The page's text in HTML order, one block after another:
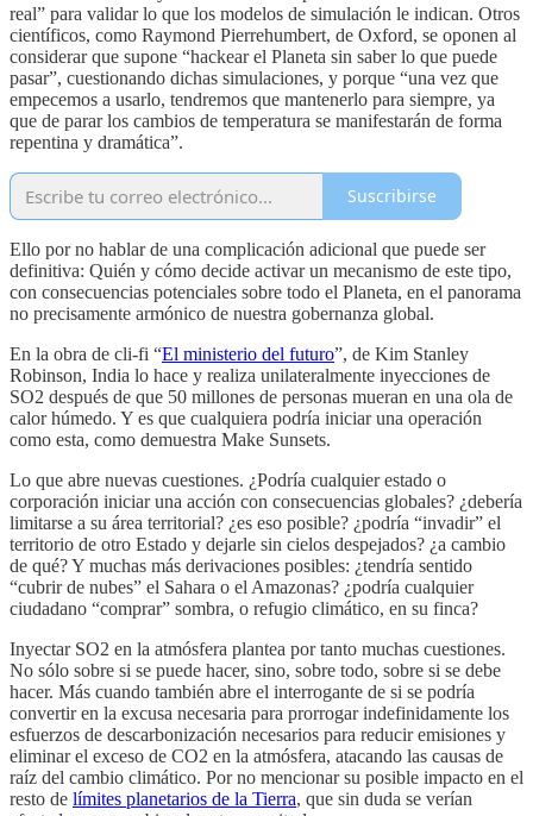
real” para validar lo que los modelos de simulación le indican. Otros
científicos, como Raymond Pierre­humbert, de Oxford, se oponen al
considerar que supone “hackear el Planeta sin saber lo que puede
pasar”, cuestionando dichas simulaciones, y porque “una vez que
empecemos a usarlo, tendremos que mantenerlo para siempre, ya
que de parar los cambios de temperatura se manifestarán de forma
repentina y dramática”.
Suscribirse
Ello por no hablar de una complicación adicional que puede ser
definitiva: Quién y cómo decide activar un mecanismo de este tipo,
con consecuencias potenciales sobre todo el Planeta, en el panorama
no precisamente armónico de nuestra gobernanza global.
En la obra de cli-fi “El ministerio del futuro”, de Kim Stanley
Robinson, India lo hace y realiza unilateralmente inyecciones de
SO2 después de que 50 millones de personas mueran en una ola de
calor húmedo. Y es que cualquiera podría iniciar una operación
como esta, como demuestra Make Sunsets.
Lo que abre nuevas cuestiones. ¿Podría cualquier estado o
corporación iniciar una acción con consecuencias globales? ¿debería
limitarse a su área territorial? ¿es eso posible? ¿podría “invadir” el
territorio de otro Estado y dejarle sin cielos despejados? ¿a cambio
de qué? Y muchas más derivaciones posibles: ¿tendría sentido
“cubrir de nubes” el Sahara o el Amazonas? ¿podría cualquier
ciudadano “comprar” sombra, o refugio climático, en su finca?
Inyectar SO2 en la atmósfera plantea por tanto muchas cuestiones.
No sólo sobre si se puede hacer, sino, sobre todo, sobre si se debe
hacer. Más cuando también abre el interrogante de si se podría
convertir en la excusa necesaria para prorrogar indefinidamente los
esfuerzos de descarbonización necesarios para reducir emisiones y
eliminar el exceso de CO2 en la atmósfera, atacando las causas de
raíz del cambio climático. Por no mencionar su posible impacto en el
resto de límites planetarios de la Tierra, que sin duda se verían